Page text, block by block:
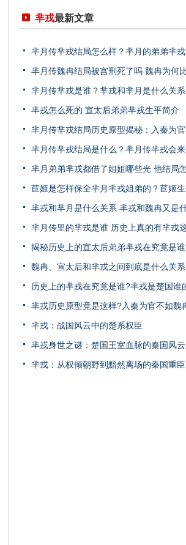
芈戎最新文章
芈月传芈戎结局怎么样？芈月的弟弟芈
芈月传魏冉结局被宫刑死了吗 魏冉为何
芈月传芈戎是谁？芈戎和芈月是什么关系
芈戎怎么死的 宣太后弟弟芈戎生平简介
芈月传芈戎结局历史原型揭秘：入秦为
芈月传芈戎结局是什么？芈月传芈戎会
芈月弟弟芈戎都借了姐姐哪些光 他结局
苣姬是怎样保全芈月芈戎姐弟的？苣姬
芈戎和芈月是什么关系 芈戎和魏冉又是
芈月传里的芈戎是谁 历史上真的有芈戎
揭秘历史上的宣太后弟弟芈戎在究竟是
魏冉、宣太后和芈戎之间到底是什么关系
历史上的芈戎在究竟是谁?芈戎是楚国谁
芈戎历史原型竟是这样?入秦为官不如魏
芈戎：战国风云中的楚系权臣
芈戎身世之谜：楚国王室血脉的秦国风
芈戎：从权倾朝野到黯然离场的秦国重臣